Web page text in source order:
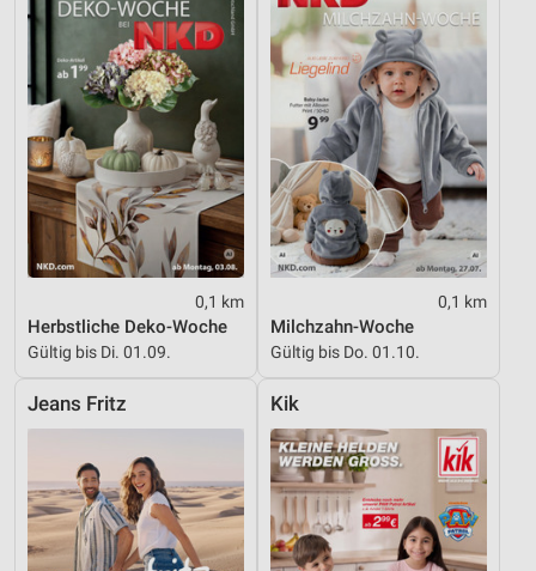
0,1 km
Herbstliche Deko-Woche
Gültig bis Di. 01.09.
0,1 km
Milchzahn-Woche
Gültig bis Do. 01.10.
Jeans Fritz Kik
IAB-Besonderheiten:
Verwendung genauer Standortdaten
Geräte anhand von aktiv angeforderten
Informationen identifizieren
Nicht-IAB-Verarbeitungszwecke:
Notwendig
Performance
Werbung